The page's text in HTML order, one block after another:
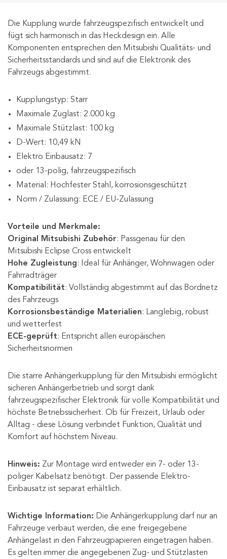
Die Kupplung wurde fahrzeugspezifisch entwickelt und
fügt sich harmonisch in das Heckdesign ein. Alle
Komponenten entsprechen den Mitsubishi Qualitäts- und
Sicherheitsstandards und sind auf die Elektronik des
Fahrzeugs abgestimmt.
Kupplungstyp: Starr
Maximale Zuglast: 2.000 kg
Maximale Stützlast: 100 kg
D-Wert: 10,49 kN
Elektro Einbausatz: 7
oder 13-polig, fahrzeugspezifisch
Material: Hochfester Stahl, korrosionsgeschützt
Norm / Zulassung: ECE / EU-Zulassung
Vorteile und Merkmale:
Original Mitsubishi Zubehör: Passgenau für den
Mitsubishi Eclipse Cross entwickelt
Hohe Zugleistung: Ideal für Anhänger, Wohnwagen oder
Fahrradträger
Kompatibilität: Vollständig abgestimmt auf das Bordnetz
des Fahrzeugs
Korrosionsbeständige Materialien: Langlebig, robust
und wetterfest
ECE-geprüft: Entspricht allen europäischen
Sicherheitsnormen
Die starre Anhängerkupplung für den Mitsubishi ermöglicht
sicheren Anhängerbetrieb und sorgt dank
fahrzeugspezifischer Elektronik für volle Kompatibilität und
höchste Betriebssicherheit. Ob für Freizeit, Urlaub oder
Alltag - diese Lösung verbindet Funktion, Qualität und
Komfort auf höchstem Niveau.
Hinweis: Zur Montage wird entweder ein 7- oder 13-
poliger Kabelsatz benötigt. Der passende Elektro-
Einbausatz ist separat erhältlich.
Wichtige Information: Die Anhängerkupplung darf nur an
Fahrzeuge verbaut werden, die eine freigegebene
Anhängelast in den Fahrzeugpapieren eingetragen haben.
Es gelten immer die angegebenen Zug- und Stützlasten